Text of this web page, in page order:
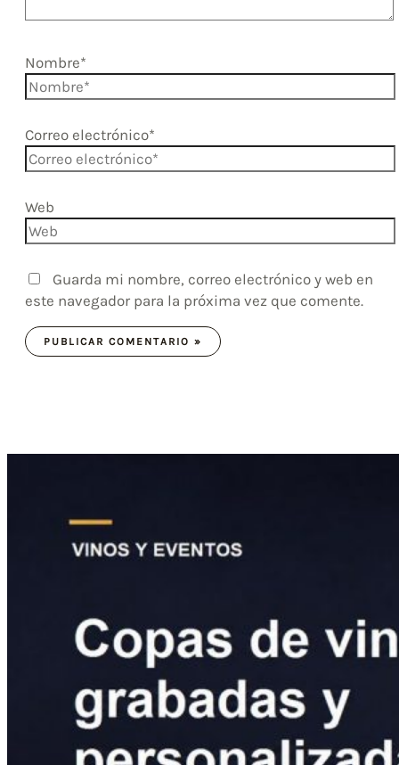
Nombre*
Correo electrónico*
Web
Guarda mi nombre, correo electrónico y web en
este navegador para la próxima vez que comente.